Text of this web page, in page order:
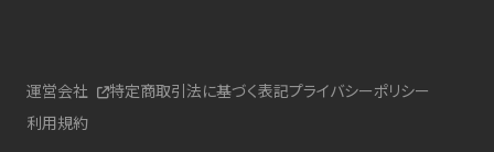
運営会社 特定商取引法に基づく表記プライバシーポリシー
利用規約